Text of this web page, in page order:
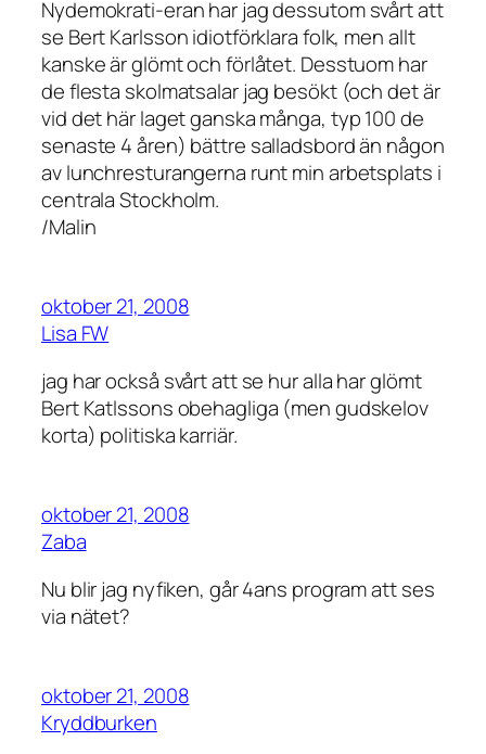
Nydemokrati-eran har jag dessutom svårt att
se Bert Karlsson idiotförklara folk, men allt
kanske är glömt och förlåtet. Desstuom har
de flesta skolmatsalar jag besökt (och det är
vid det här laget ganska många, typ 100 de
senaste 4 åren) bättre salladsbord än någon
av lunchresturangerna runt min arbetsplats i
centrala Stockholm.
/Malin
oktober 21, 2008
Lisa FW
jag har också svårt att se hur alla har glömt
Bert Katlssons obehagliga (men gudskelov
korta) politiska karriär.
oktober 21, 2008
Zaba
Nu blir jag nyfiken, går 4ans program att ses
via nätet?
oktober 21, 2008
Kryddburken